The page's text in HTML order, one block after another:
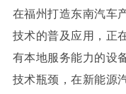
在福州打造东南汽车
技术的普及应用，正
有本地服务能力的设
技术瓶颈，在新能源